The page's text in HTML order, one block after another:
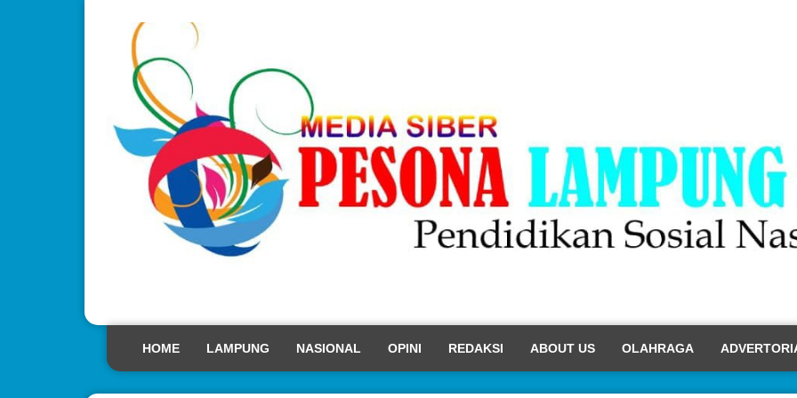
HOME LAMPUNG NASIONAL OPINI REDAKSI ABOUT US OLAHRAGA